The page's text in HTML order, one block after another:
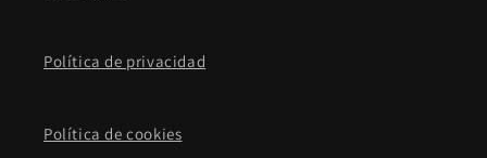
Política de privacidad
Política de cookies